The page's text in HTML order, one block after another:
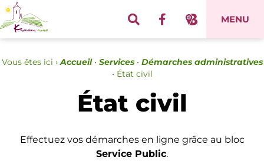
MENU
Vous êtes ici › Accueil• Services• Démarches administratives
• État civil
État civil
Effectuez vos démarches en ligne grâce au bloc
Service Public.
Panneau de gestion des cookies